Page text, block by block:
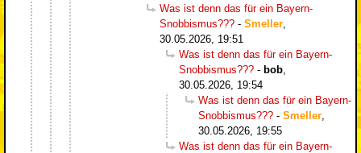
Was ist denn das für ein Bayern-
Snobbismus??? - Smeller
30.05.2026, 19:51
Was ist denn das für ein Bayern-
Snobbismus??? - bob
30.05.2026, 19:54
Was ist denn das für ein Bayern-
Snobbismus??? - Smeller
30.05.2026, 19:55
Was ist denn das für ein Bayern-